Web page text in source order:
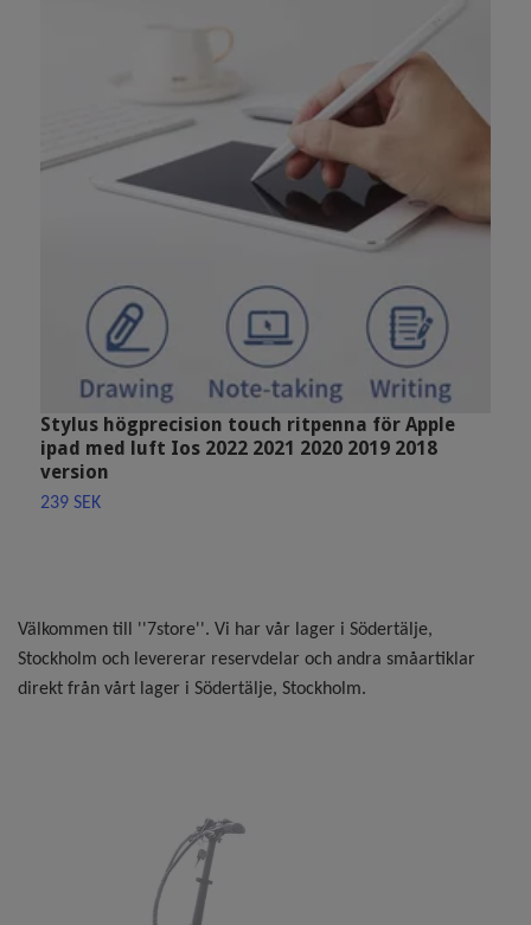
Välkommen till ''7store''. Vi har vår lager i Södertälje,
Stockholm och levererar reservdelar och andra småartiklar
direkt från vårt lager i Södertälje, Stockholm.
Stylus högprecision touch ritpenna för Apple
ipad med luft Ios 2022 2021 2020 2019 2018
version
239 SEK